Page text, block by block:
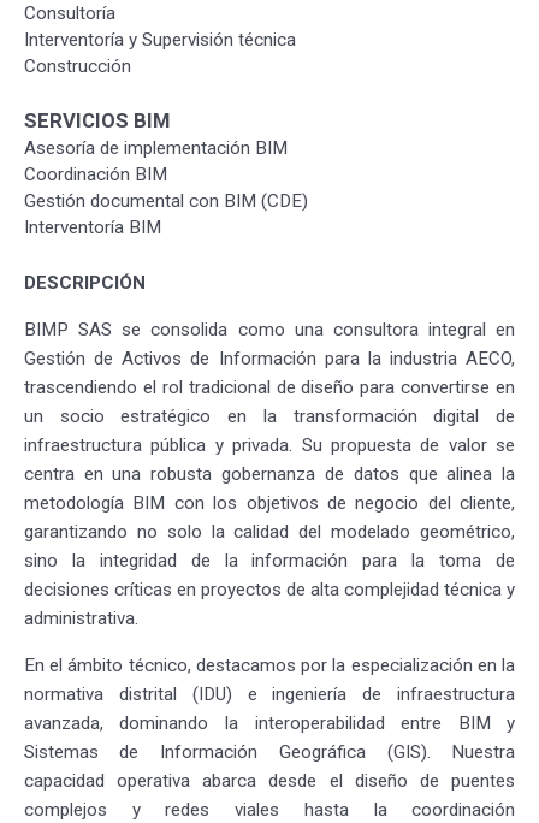
Consultoría
Interventoría y Supervisión técnica
Construcción
SERVICIOS BIM
Asesoría de implementación BIM
Coordinación BIM
Gestión documental con BIM (CDE)
Interventoría BIM
DESCRIPCIÓN
BIMP SAS se consolida como una consultora integral en
Gestión de Activos de Información para la industria AECO,
trascendiendo el rol tradicional de diseño para convertirse en
un socio estratégico en la transformación digital de
infraestructura pública y privada. Su propuesta de valor se
centra en una robusta gobernanza de datos que alinea la
metodología BIM con los objetivos de negocio del cliente,
garantizando no solo la calidad del modelado geométrico,
sino la integridad de la información para la toma de
decisiones críticas en proyectos de alta complejidad técnica y
administrativa.
En el ámbito técnico, destacamos por la especialización en la
normativa distrital (IDU) e ingeniería de infraestructura
avanzada, dominando la interoperabilidad entre BIM y
Sistemas de Información Geográfica (GIS). Nuestra
capacidad operativa abarca desde el diseño de puentes
complejos y redes viales hasta la coordinación